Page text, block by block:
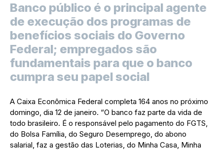
Banco público é o principal agente
de execução dos programas de
benefícios sociais do Governo
Federal; empregados são
fundamentais para que o banco
cumpra seu papel social
A Caixa Econômica Federal completa 164 anos no próximo
domingo, dia 12 de janeiro. “O banco faz parte da vida de
todo brasileiro. É o responsável pelo pagamento do FGTS,
do Bolsa Família, do Seguro Desemprego, do abono
salarial, faz a gestão das Loterias, do Minha Casa, Minha